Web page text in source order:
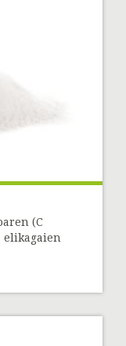
(C
elikagaien